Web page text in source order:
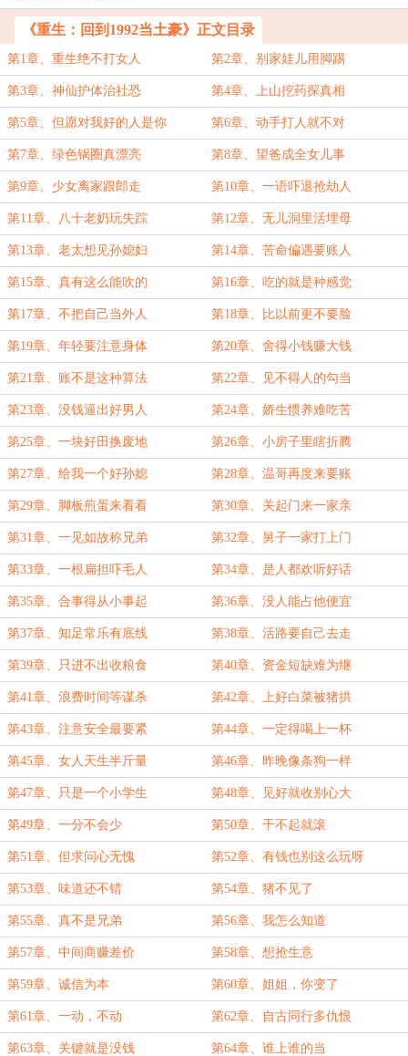
《重生：回到1992当土豪》正文目录
第1章、重生绝不打女人 第2章、别家娃儿用脚踢
第3章、神仙护体治社恐 第4章、上山挖药探真相
第5章、但愿对我好的人是你 第6章、动手打人就不对
第7章、绿色锅圈真漂亮 第8章、望爸成全女儿事
第9章、少女离家跟郎走 第10章、一语吓退抢劫人
第11章、八十老奶玩失踪 第12章、无儿洞里活埋母
第13章、老太想见孙媳妇 第14章、苦命偏遇要账人
第15章、真有这么能吹的 第16章、吃的就是种感觉
第17章、不把自己当外人 第18章、比以前更不要脸
第19章、年轻要注意身体 第20章、舍得小钱赚大钱
第21章、账不是这种算法 第22章、见不得人的勾当
第23章、没钱逼出好男人 第24章、娇生惯养难吃苦
第25章、一块好田换废地 第26章、小房子里瞎折腾
第27章、给我一个好孙媳 第28章、温哥再度来要账
第29章、脚板煎蛋来看看 第30章、关起门来一家亲
第31章、一见如故称兄弟 第32章、舅子一家打上门
第33章、一根扁担吓毛人 第34章、是人都欢听好话
第35章、合事得从小事起 第36章、没人能占他便宜
第37章、知足常乐有底线 第38章、活路要自己去走
第39章、只进不出收粮食 第40章、资金短缺难为继
第41章、浪费时间等谋杀 第42章、上好白菜被猪拱
第43章、注意安全最要紧 第44章、一定得喝上一杯
第45章、女人天生半斤量 第46章、昨晚像条狗一样
第47章、只是一个小学生 第48章、见好就收别心大
第49章、一分不会少 第50章、干不起就滚
第51章、但求问心无愧 第52章、有钱也别这么玩呀
第53章、味道还不错 第54章、猪不见了
第55章、真不是兄弟 第56章、我怎么知道
第57章、中间商赚差价 第58章、想抢生意
第59章、诚信为本 第60章、姐姐，你变了
第61章、一动，不动 第62章、自古同行多仇恨
第63章、关键就是没钱 第64章、谁上谁的当